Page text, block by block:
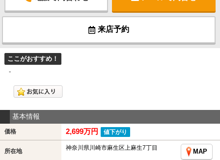
来店予約
ここがおすすめ！
-
基本情報
価格 2,699万円 値下がり
所在地 神奈川県川崎市麻生区上麻生7丁目
MAP